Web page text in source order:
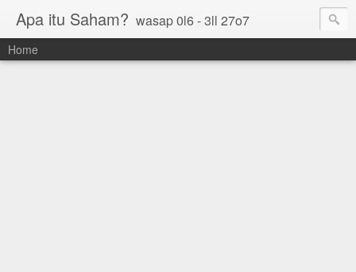
Apa itu Saham? wasap 0l6 - 3ll 27o7
Home